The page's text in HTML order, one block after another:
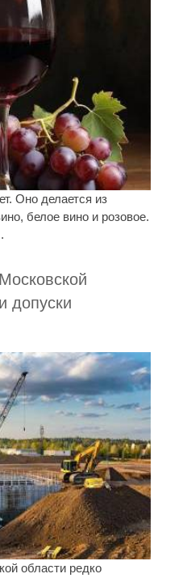
Оно делается из
белое вино и розовое.
допуски
области редко